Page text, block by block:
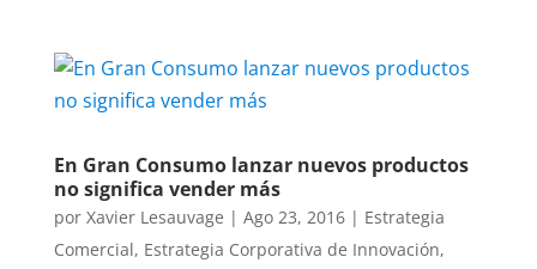
En Gran Consumo lanzar nuevos productos
no significa vender más
por Xavier Lesauvage | Ago 23, 2016| Estrategia
Comercial, Estrategia Corporativa de Innovación,